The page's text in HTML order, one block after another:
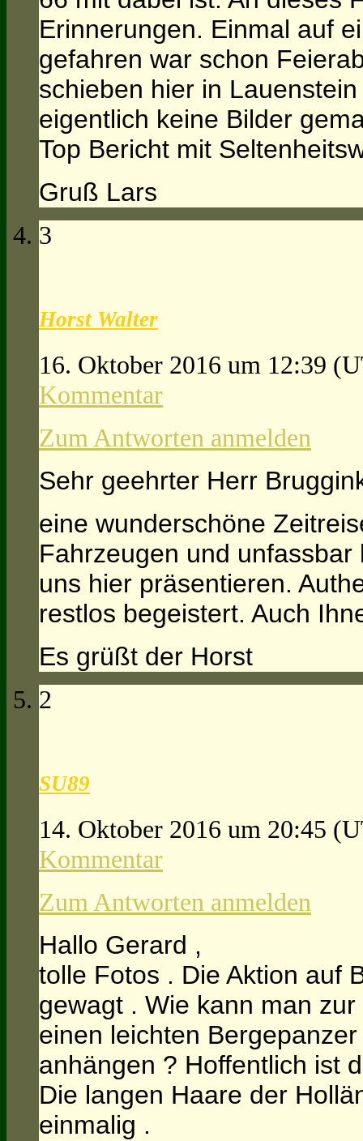
Erinnerungen. Einmal auf
gefahren war schon
schieben hier in
eigentlich keine Bilder
Top Bericht mit
Gruß Lars
3
Horst Walter
16. Oktober 2016 um 12:39
Kommentar
Zum Antworten anmelden
Sehr geehrter Herr
eine wunderschöne
Fahrzeugen und
uns hier präsentieren.
restlos begeistert. Auch
Es grüßt der Horst
2
SU89
14. Oktober 2016 um 20:45
Kommentar
Zum Antworten anmelden
Hallo Gerard ,
tolle Fotos . Die Aktion auf
gewagt . Wie kann man
einen leichten
anhängen ? Hoffentlich ist
Die langen Haare der
einmalig .